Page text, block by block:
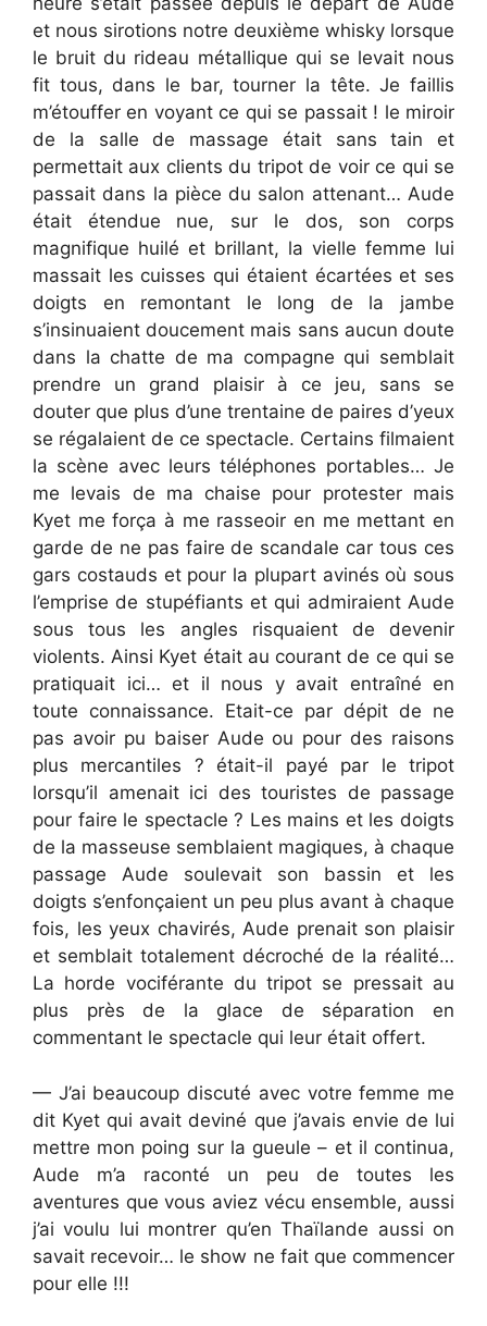
et nous sirotions notre deuxième whisky lorsque
le bruit du rideau métallique qui se levait nous
fit tous, dans le bar, tourner la tête. Je faillis
m’étouffer en voyant ce qui se passait ! le miroir
de la salle de massage était sans tain et
permettait aux clients du tripot de voir ce qui se
passait dans la pièce du salon attenant… Aude
était étendue nue, sur le dos, son corps
magnifique huilé et brillant, la vielle femme lui
massait les cuisses qui étaient écartées et ses
doigts en remontant le long de la jambe
s’insinuaient doucement mais sans aucun doute
dans la chatte de ma compagne qui semblait
prendre un grand plaisir à ce jeu, sans se
douter que plus d’une trentaine de paires d’yeux
se régalaient de ce spectacle. Certains filmaient
la scène avec leurs téléphones portables… Je
me levais de ma chaise pour protester mais
Kyet me força à me rasseoir en me mettant en
garde de ne pas faire de scandale car tous ces
gars costauds et pour la plupart avinés où sous
l’emprise de stupéfiants et qui admiraient Aude
sous tous les angles risquaient de devenir
violents. Ainsi Kyet était au courant de ce qui se
pratiquait ici… et il nous y avait entraîné en
toute connaissance. Etait-ce par dépit de ne
pas avoir pu baiser Aude ou pour des raisons
plus mercantiles ? était-il payé par le tripot
lorsqu’il amenait ici des touristes de passage
pour faire le spectacle ? Les mains et les doigts
de la masseuse semblaient magiques, à chaque
passage Aude soulevait son bassin et les
doigts s’enfonçaient un peu plus avant à chaque
fois, les yeux chavirés, Aude prenait son plaisir
et semblait totalement décroché de la réalité…
La horde vociférante du tripot se pressait au
plus près de la glace de séparation en
commentant le spectacle qui leur était offert.
— J’ai beaucoup discuté avec votre femme me
dit Kyet qui avait deviné que j’avais envie de lui
mettre mon poing sur la gueule – et il continua,
Aude m’a raconté un peu de toutes les
aventures que vous aviez vécu ensemble, aussi
j’ai voulu lui montrer qu’en Thaïlande aussi on
savait recevoir… le show ne fait que commencer
pour elle !!!